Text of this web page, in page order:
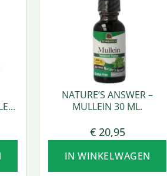
NATURE’S ANSWER –
MULLEIN 30 ML.
€20,95
IN WINKELWAGEN